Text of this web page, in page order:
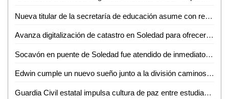
Nueva titular de la secretaría de educación asume con responsabilidad y compromiso
Avanza digitalización de catastro en Soledad para ofrecer trámites más rápidos a la ciudadanía
Socavón en puente de Soledad fue atendido de inmediato y no representa riesgo: SEDUVOP
Edwin cumple un nuevo sueño junto a la división caminos de la Guardia Civil estatal
Guardia Civil estatal impulsa cultura de paz entre estudiantes de la huasteca